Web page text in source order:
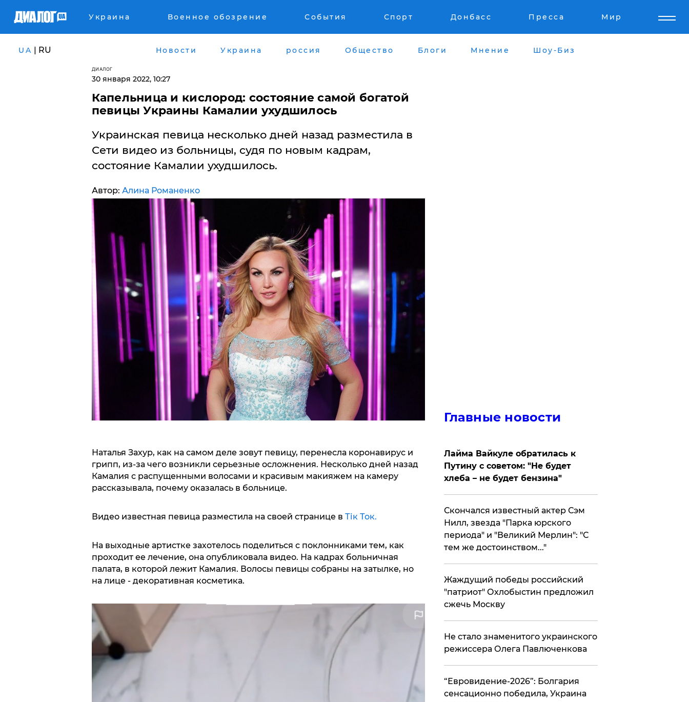
Украина Военное обозрение События Спорт Донбасс Пресса Мир
UA | RU Новости Украина россия Общество Блоги Мнение Шоу-Биз
ДИАЛОГ
30 января 2022, 10:27
Капельница и кислород: состояние самой богатой
певицы Украины Камалии ухудшилось
Украинская певица несколько дней назад разместила в
Сети видео из больницы, судя по новым кадрам,
состояние Камалии ухудшилось.
Автор: Алина Романенко
Наталья Захур, как на самом деле зовут певицу, перенесла коронавирус и
грипп, из-за чего возникли серьезные осложнения. Несколько дней назад
Камалия с распущенными волосами и красивым макияжем на камеру
рассказывала, почему оказалась в больнице.
Видео известная певица разместила на своей странице в Тік Ток.
На выходные артистке захотелось поделиться с поклонниками тем, как
проходит ее лечение, она опубликовала видео. На кадрах больничная
палата, в которой лежит Камалия. Волосы певицы собраны на затылке, но
на лице - декоративная косметика.
Главные новости
Лайма Вайкуле обратилась к
Путину с советом: "Не будет
хлеба – не будет бензина"
Скончался известный актер Сэм
Нилл, звезда "Парка юрского
периода" и "Великий Мерлин": "С
тем же достоинством..."
Жаждущий победы российский
"патриот" Охлобыстин предложил
сжечь Москву
Не стало знаменитого украинского
режиссера Олега Павлюченкова
​“Евровидение-2026”: Болгария
сенсационно победила, Украина